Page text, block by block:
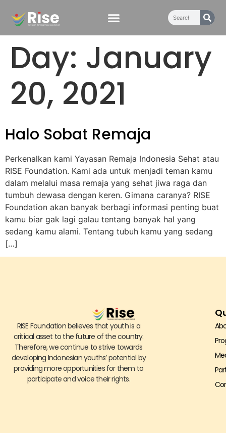
content
Day: January
20, 2021
Halo Sobat Remaja
Perkenalkan kami Yayasan Remaja Indonesia Sehat atau
RISE Foundation. Kami ada untuk menjadi teman kamu
dalam melalui masa remaja yang sehat jiwa raga dan
tumbuh dewasa dengan keren. Gimana caranya? RISE
Foundation akan banyak berbagi informasi penting buat
kamu biar gak lagi galau tentang banyak hal yang
sedang kamu alami. Tentang tubuh kamu yang sedang
[…]
RISE Foundation believes that youth is a
critical asset to the future of the country.
Therefore, we continue to strive towards
developing Indonesian youths’ potential by
providing more opportunities for them to
participate and voice their rights.